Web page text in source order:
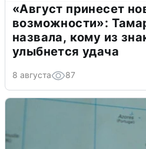
«Август принесет
возможности»:
назвала, кому из
улыбнется удача
8 августа 87